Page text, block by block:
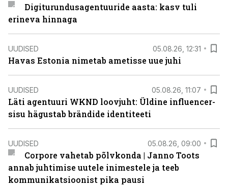
Digiturundusagentuuride aasta: kasv tuli
erineva hinnaga
UUDISED 05.08.26, 12:31
Havas Estonia nimetab ametisse uue juhi
UUDISED 05.08.26, 11:07
Läti agentuuri WKND loovjuht: Üldine influencer-
sisu hägustab brändide identiteeti
UUDISED 05.08.26, 09:00
Corpore vahetab põlvkonda | Janno Toots
annab juhtimise uutele inimestele ja teeb
kommunikatsioonist pika pausi